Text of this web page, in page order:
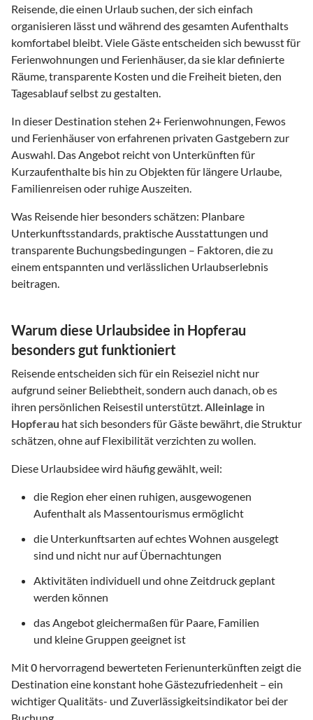
Reisende, die einen Urlaub suchen, der sich einfach
organisieren lässt und während des gesamten Aufenthalts
komfortabel bleibt. Viele Gäste entscheiden sich bewusst für
Ferienwohnungen und Ferienhäuser, da sie klar definierte
Räume, transparente Kosten und die Freiheit bieten, den
Tagesablauf selbst zu gestalten.
In dieser Destination stehen 2+ Ferienwohnungen, Fewos
und Ferienhäuser von erfahrenen privaten Gastgebern zur
Auswahl. Das Angebot reicht von Unterkünften für
Kurzaufenthalte bis hin zu Objekten für längere Urlaube,
Familienreisen oder ruhige Auszeiten.
Was Reisende hier besonders schätzen: Planbare
Unterkunftsstandards, praktische Ausstattungen und
transparente Buchungsbedingungen – Faktoren, die zu
einem entspannten und verlässlichen Urlaubserlebnis
beitragen.
Warum diese Urlaubsidee in Hopferau
besonders gut funktioniert
Reisende entscheiden sich für ein Reiseziel nicht nur
aufgrund seiner Beliebtheit, sondern auch danach, ob es
ihren persönlichen Reisestil unterstützt.Alleinlage in
Hopferau hat sich besonders für Gäste bewährt, die Struktur
schätzen, ohne auf Flexibilität verzichten zu wollen.
Diese Urlaubsidee wird häufig gewählt, weil:
die Region eher einen ruhigen, ausgewogenen
Aufenthalt als Massentourismus ermöglicht
die Unterkunftsarten auf echtes Wohnen ausgelegt
sind und nicht nur auf Übernachtungen
Aktivitäten individuell und ohne Zeitdruck geplant
werden können
das Angebot gleichermaßen für Paare, Familien
und kleine Gruppen geeignet ist
Mit0 hervorragend bewerteten Ferienunterkünften zeigt die
Destination eine konstant hohe Gästezufriedenheit – ein
wichtiger Qualitäts- und Zuverlässigkeitsindikator bei der